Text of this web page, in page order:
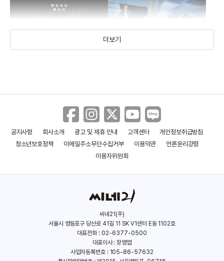
투게더 나우 유 씨 미 3
더보기
공지사항 회사소개 광고 및 제휴 안내 고객센터
개인정보취급방침
청소년보호정책
이메일주소무단수집거부 이용약관
언론윤리강령
이용자위원회
씨네21(주)
서울시 영등포구 당산로 41길 11 SK V1센터 E동 1102호
대표전화 : 02-6377-0500
대표이사 : 장영엽
사업자등록번호 : 105-86-57632